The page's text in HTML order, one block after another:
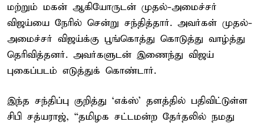
மற்றும் மகன் ஆகியோருடன் முதல்-அமைச்சர்
விஜய்யை நேரில் சென்று சந்தித்தார். அவர்கள் முதல்-
அமைச்சர் விஜய்க்கு பூங்கொத்து கொடுத்து வாழ்த்து
தெரிவித்தனர். அவர்களுடன் இணைந்து விஜய்
புகைப்படம் எடுத்துக் கொண்டார்.
இந்த சந்திப்பு குறித்து ‘எக்ஸ்’ தளத்தில் பதிவிட்டுள்ள
சிபி சத்யராஜ், “தமிழக சட்டமன்ற தேர்தலில் நமது